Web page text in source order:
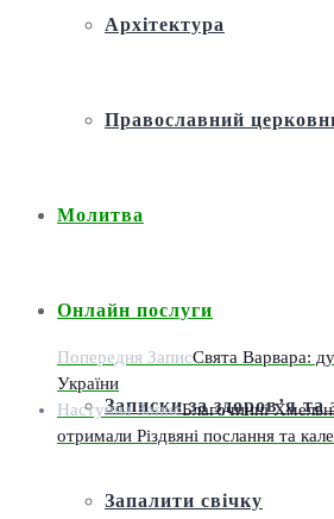
Архітектура
Православний
Молитва
Онлайн послуги
Записки за здоров’я та
Запалити свічку
Попередня ЗаписСвята Варвара:
України
Наступна ЗаписБлагочинні
отримали Різдвяні послання та